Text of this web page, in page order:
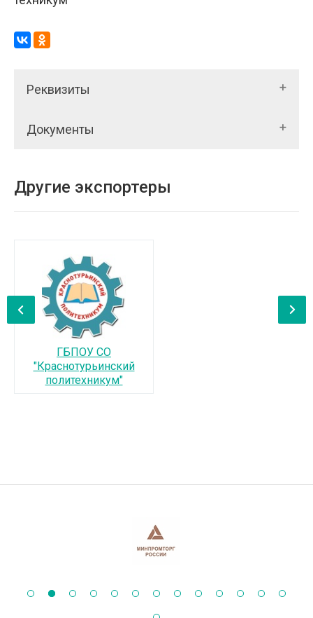
Реквизиты
Документы
Другие экспортеры
ГБПОУ СО
"Краснотурьинский
политехникум"